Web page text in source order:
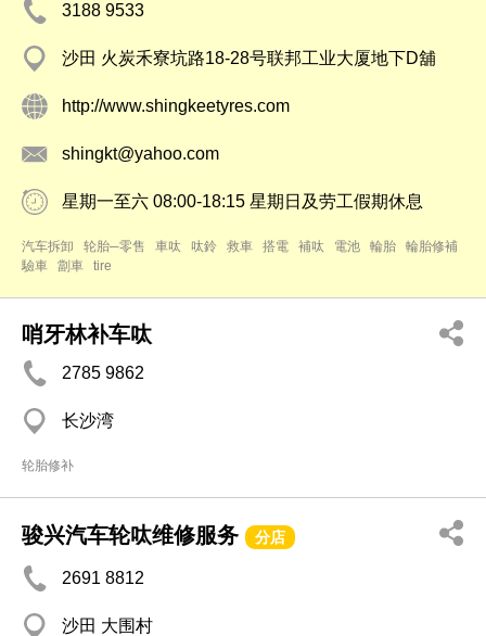
3188 9533
沙田 火炭禾寮坑路18-28号联邦工业大厦地下D舖
http://www.shingkeetyres.com
shingkt@yahoo.com
星期一至六 08:00-18:15 星期日及劳工假期休息
汽车拆卸 轮胎─零售 車呔 呔鈴 救車 搭電 補呔 電池 輪胎
輪胎修補
驗車
劏車 tire
哨牙林补车呔
2785 9862
长沙湾
轮胎修补
骏兴汽车轮呔维修服务 分店
2691 8812
沙田 大围村